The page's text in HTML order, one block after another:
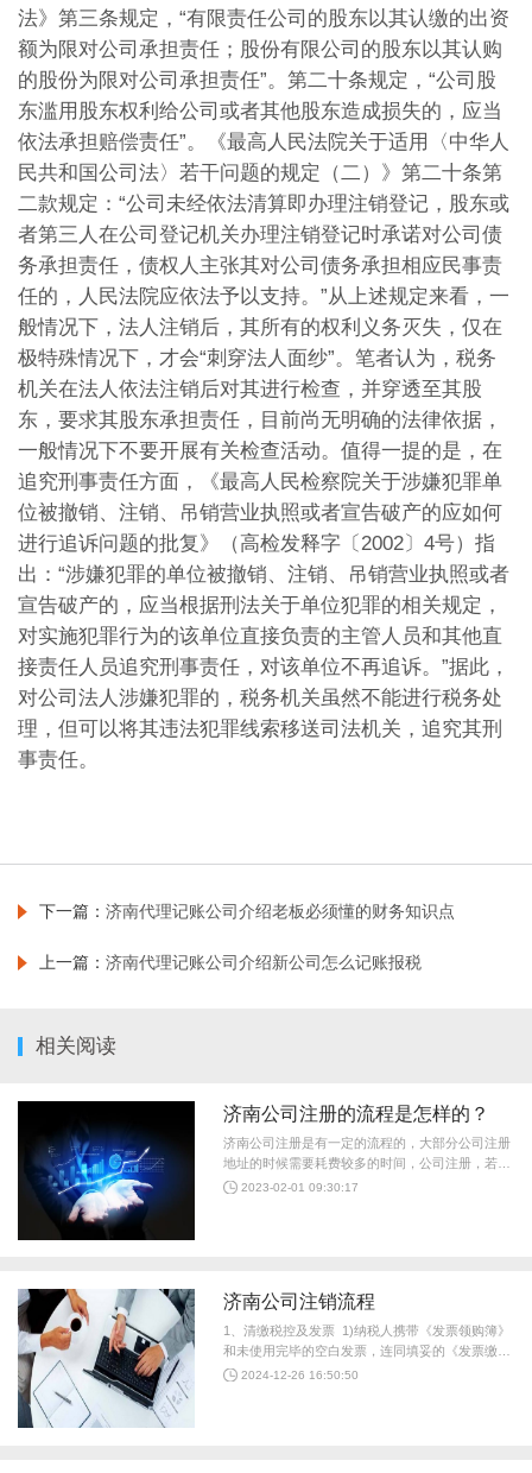
法》第三条规定，“有限责任公司的股东以其认缴的出资
额为限对公司承担责任；股份有限公司的股东以其认购
的股份为限对公司承担责任”。第二十条规定，“公司股
东滥用股东权利给公司或者其他股东造成损失的，应当
依法承担赔偿责任”。《最高人民法院关于适用〈中华人
民共和国公司法〉若干问题的规定（二）》第二十条第
二款规定：“公司未经依法清算即办理注销登记，股东或
者第三人在公司登记机关办理注销登记时承诺对公司债
务承担责任，债权人主张其对公司债务承担相应民事责
任的，人民法院应依法予以支持。”从上述规定来看，一
般情况下，法人注销后，其所有的权利义务灭失，仅在
极特殊情况下，才会“刺穿法人面纱”。笔者认为，税务
机关在法人依法注销后对其进行检查，并穿透至其股
东，要求其股东承担责任，目前尚无明确的法律依据，
一般情况下不要开展有关检查活动。值得一提的是，在
追究刑事责任方面，《最高人民检察院关于涉嫌犯罪单
位被撤销、注销、吊销营业执照或者宣告破产的应如何
进行追诉问题的批复》（高检发释字〔2002〕4号）指
出：“涉嫌犯罪的单位被撤销、注销、吊销营业执照或者
宣告破产的，应当根据刑法关于单位犯罪的相关规定，
对实施犯罪行为的该单位直接负责的主管人员和其他直
接责任人员追究刑事责任，对该单位不再追诉。”据此，
对公司法人涉嫌犯罪的，税务机关虽然不能进行税务处
理，但可以将其违法犯罪线索移送司法机关，追究其刑
事责任。
下一篇： 济南代理记账公司介绍老板必须懂的财务知识点
上一篇： 济南代理记账公司介绍新公司怎么记账报税
相关阅读
济南公司注册的流程是怎样的？
济南公司注册是有一定的流程的，大部分公司注册
地址的时候需要耗费较多的时间，公司注册，若是
有些相关环节费用没有通过审核，费用需要的时间
2023-02-01 09:30:17
济南公司注销流程
1、清缴税控及发票 1)纳税人携带《发票领购簿》
和未使用完毕的空白发票，连同填妥的《发票缴销
登记表》，办理缴销发票手续; 2)对各类需要验旧
2024-12-26 16:50:50